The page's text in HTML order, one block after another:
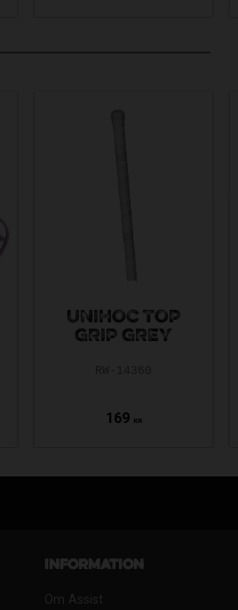
UNIHOC TOP
GRIP GREY
169 KR
Information
Om Assist